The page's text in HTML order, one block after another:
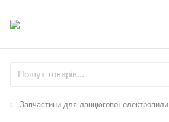
Запчастини для ланцюгової електропили